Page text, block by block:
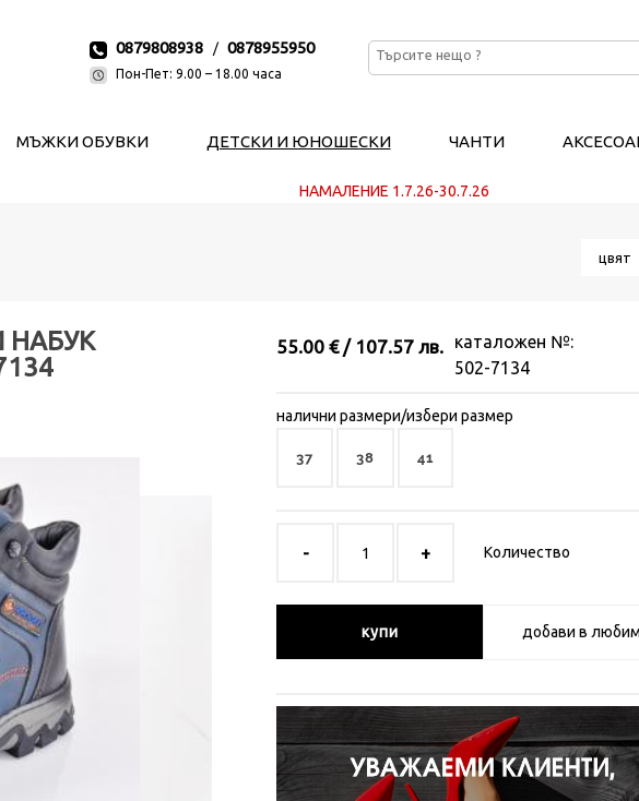
0879808938 / 0878955950
Пон-Пет: 9.00 – 18.00 часа
МЪЖКИ ОБУВКИ ДЕТСКИ И ЮНОШЕСКИ ЧАНТИ
НАМАЛЕНИЕ 1.7.26-30.7.26
цвят
55.00 € / 107.57 лв.
каталожен №:
502-7134
налични размери/избери размер
37 38 41
Количество
купи добави в